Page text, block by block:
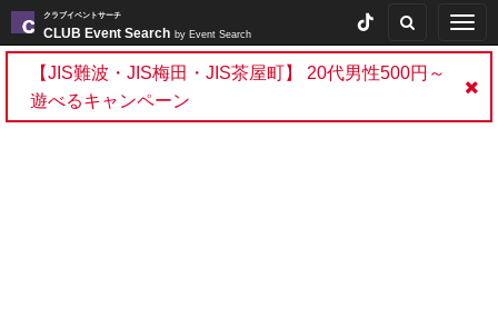
クラブイベントサーチ
CLUB Event Search by Event Search
【JIS難波・JIS梅田・JIS茶屋町】 20代男性500円～
遊べるキャンペーン